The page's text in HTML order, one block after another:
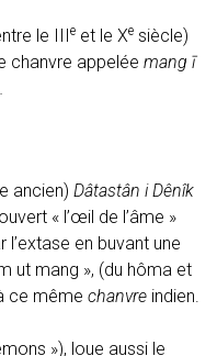
le IIIe et le Xe siècle)
chanvre appeléemang ī
.
ancien)Dâtastân i Dênîk
« l’œil de l’âme »
en buvant une
ut mang », (du hôma et
ce mêmechanvre indien.
»), loue aussi le